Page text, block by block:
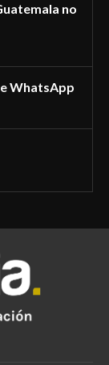
no
WhatsApp